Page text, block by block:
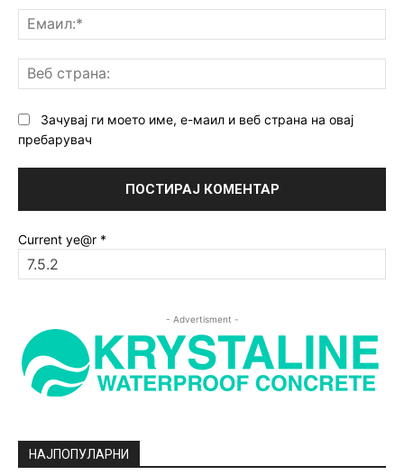
Зачувај ги моето име, е-маил и веб страна на овај
пребарувач
Current ye@r *
- Advertisment -
НАЈПОПУЛАРНИ